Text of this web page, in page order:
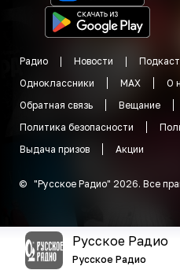
Радио Новости
Одноклассники
MAX О
Обратная связь
Вещание
Политика безопасности
Выдача призов
Акции
© "Русское Радио" 2026. Все
Русское Радио
Русское Радио